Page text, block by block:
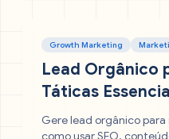
Growth Marketing
Lead Orgânico
Táticas
Gere lead orgânico para
como usar SEO,